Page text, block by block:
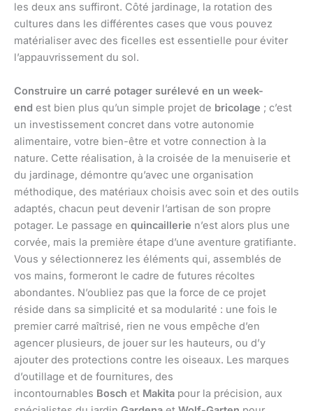
les deux ans suffiront. Côté jardinage, la rotation des
cultures dans les différentes cases que vous pouvez
matérialiser avec des ficelles est essentielle pour éviter
l’appauvrissement du sol.
Construire un carré potager surélevé en un week-
end est bien plus qu’un simple projet de bricolage ; c’est
un investissement concret dans votre autonomie
alimentaire, votre bien-être et votre connection à la
nature. Cette réalisation, à la croisée de la menuiserie et
du jardinage, démontre qu’avec une organisation
méthodique, des matériaux choisis avec soin et des outils
adaptés, chacun peut devenir l’artisan de son propre
potager. Le passage en quincaillerie n’est alors plus une
corvée, mais la première étape d’une aventure gratifiante.
Vous y sélectionnerez les éléments qui, assemblés de
vos mains, formeront le cadre de futures récoltes
abondantes. N’oubliez pas que la force de ce projet
réside dans sa simplicité et sa modularité : une fois le
premier carré maîtrisé, rien ne vous empêche d’en
agencer plusieurs, de jouer sur les hauteurs, ou d’y
ajouter des protections contre les oiseaux. Les marques
d’outillage et de fournitures, des
incontournables Bosch et Makita pour la précision, aux